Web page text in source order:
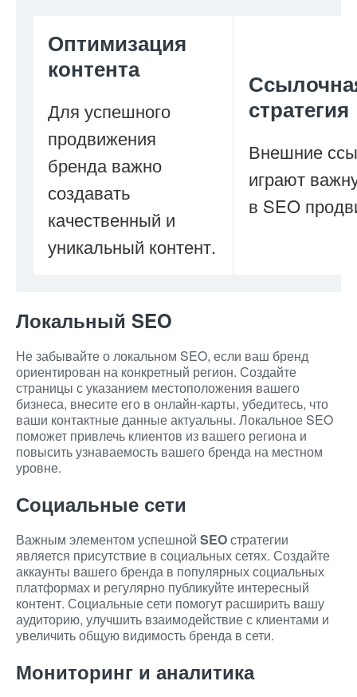
Оптимизация
контента
Для успешного
продвижения
бренда важно
создавать
качественный и
уникальный контент.
стратегия
Внешние
играют
в SEO
Локальный SEO
Не забывайте о локальном SEO, если ваш бренд
ориентирован на конкретный регион. Создайте
страницы с указанием местоположения вашего
бизнеса, внесите его в онлайн-карты, убедитесь, что
ваши контактные данные актуальны. Локальное SEO
поможет привлечь клиентов из вашего региона и
повысить узнаваемость вашего бренда на местном
уровне.
Социальные сети
Важным элементом успешной SEOстратегии
является присутствие в социальных сетях. Создайте
аккаунты вашего бренда в популярных социальных
платформах и регулярно публикуйте интересный
контент. Социальные сети помогут расширить вашу
аудиторию, улучшить взаимодействие с клиентами и
увеличить общую видимость бренда в сети.
Мониторинг и аналитика